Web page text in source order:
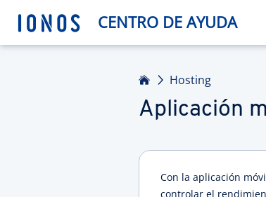
CENTRO DE AYUDA
Hosting
Aplicación
Con la aplicación
controlar el